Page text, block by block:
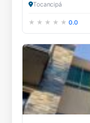
Tocancipá
0.0